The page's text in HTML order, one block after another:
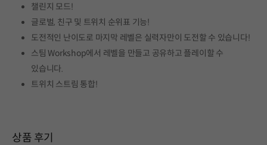
챌린지 모드!
글로벌, 친구 및 트위치 순위표 기능!
도전적인 난이도로 마지막 레벨은 실력자만이 도전할 수 있습니다!
스팀 Workshop에서 레벨을 만들고 공유하고 플레이할 수
있습니다.
트위치 스트림 통합!
상품 후기